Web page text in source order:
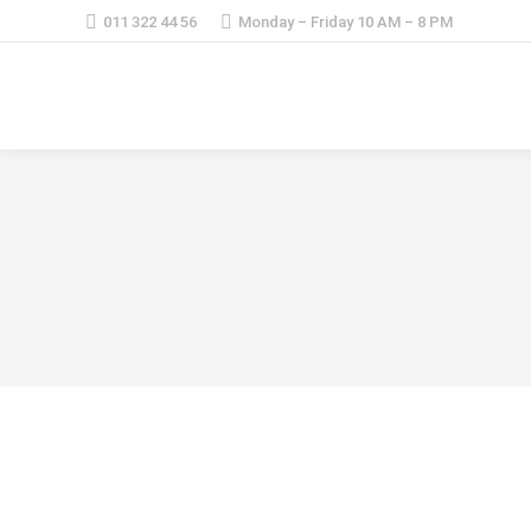
011 322 44 56 Monday – Friday 10 AM – 8 PM